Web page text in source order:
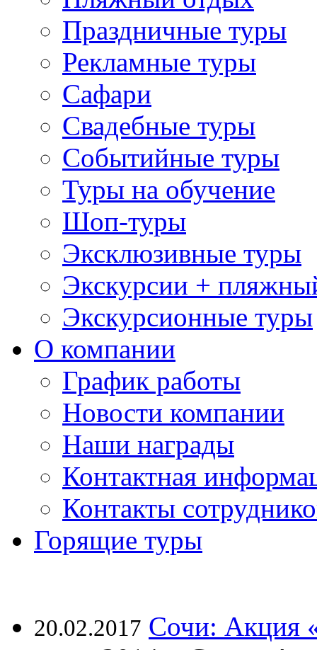
Праздничные туры
Рекламные туры
Сафари
Свадебные туры
Событийные туры
Туры на обучение
Шоп-туры
Эксклюзивные туры
Экскурсии +
Экскурсионные туры
О компании
График работы
Новости компании
Наши награды
Контактная
Контакты
Горящие туры
20.02.2017 Сочи: Акция